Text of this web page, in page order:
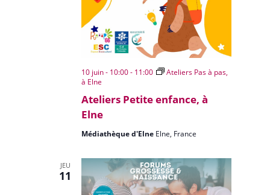
Ateliers Petite enfance, à
Elne
10 juin - 10:00- 11:00
Ateliers Pas à pas,
à Elne
Médiathèque d'Elne Elne, France
JEU
11